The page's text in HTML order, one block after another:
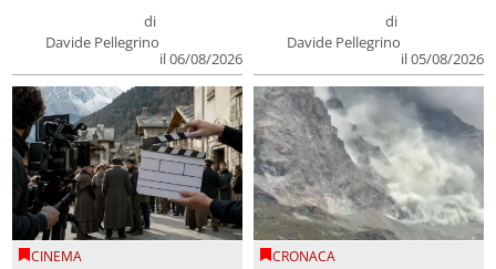
di
Davide Pellegrino
il 06/08/2026
di
Davide Pellegrino
il 05/08/2026
CINEMA CRONACA